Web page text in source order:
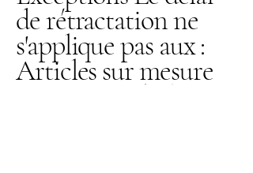
de rétractation ne
s'applique pas aux :
Articles sur mesure
ou personnalisés